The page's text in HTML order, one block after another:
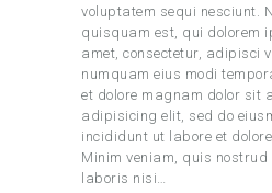
voluptatem sequi nesciunt.
quisquam est, qui dolorem
amet, consectetur, adipisci
numquam eius modi
et dolore magnam dolor sit
adipisicing elit, sed do
incididunt ut labore et
Minim veniam, quis nostrud
laboris nisi…